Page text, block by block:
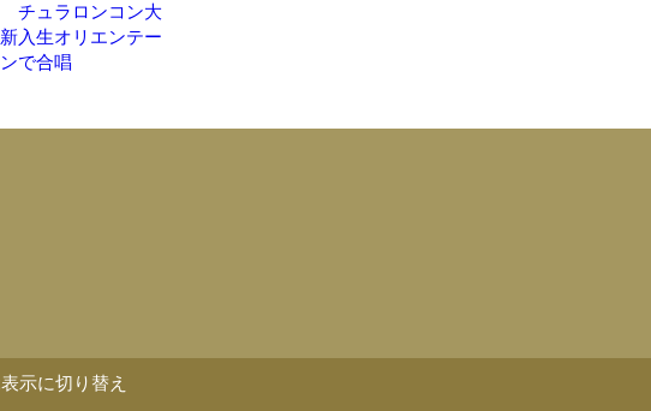
チュラロンコン大
入生オリエンテー
で合唱
示に切り替え